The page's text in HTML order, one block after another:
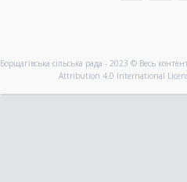
Борщагівська сільська рада - 2023 © Весь
Attribution 4.0 International